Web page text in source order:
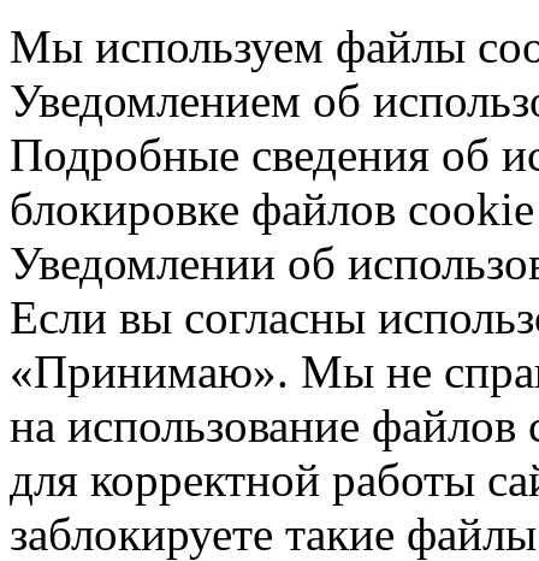
Мы используем файлы
Уведомлением об
Подробные сведения об
блокировке файлов
Уведомлении об
Если вы согласны
«Принимаю». Мы не
на использование
для корректной работы
заблокируете такие